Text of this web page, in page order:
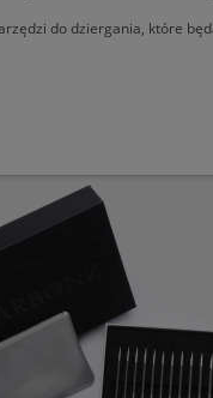
do dziergania, które